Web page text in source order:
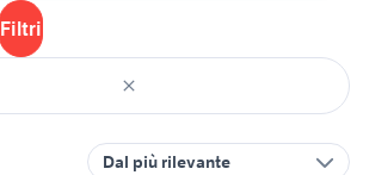
Filtri
Dal più rilevante